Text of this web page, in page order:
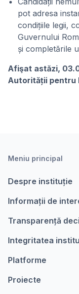
pot adresa
condițiile legii,
Guvernului
și completările
Afişat astăzi,
Autorității pentru
Meniu principal
Despre instituție
Informații de
Transparență
Integritatea
Platforme
Proiecte